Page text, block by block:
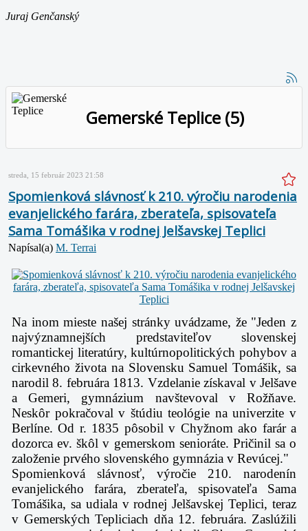
Juraj Genčanský
Gemerské Teplice (5)
streda, 15 február 2023 21:58
Spomienková slávnosť k 210. výročiu narodenia
evanjelického farára, zberateľa, spisovateľa
Sama Tomášika v rodnej Jelšavskej Teplici
Napísal(a) M. Terrai
Na inom mieste našej stránky uvádzame, že "Jeden z
najvýznamnejších predstaviteľov slovenskej
romantickej literatúry, kultúrnopolitických pohybov a
cirkevného života na Slovensku Samuel Tomášik, sa
narodil 8. februára 1813. Vzdelanie získaval v Jelšave
a Gemeri, gymnázium navštevoval v Rožňave.
Neskôr pokračoval v štúdiu teológie na univerzite v
Berlíne. Od r. 1835 pôsobil v Chyžnom ako farár a
dozorca ev. škôl v gemerskom senioráte. Pričinil sa o
založenie prvého slovenského gymnázia v Revúcej."
Spomienková slávnosť, výročie 210. narodenín
evanjelického farára, zberateľa, spisovateľa Sama
Tomášika, sa udiala v rodnej Jelšavskej Teplici, teraz
v Gemerských Tepliciach dňa 12. februára. Zaslúžili